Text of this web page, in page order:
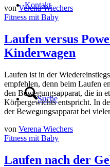
Kontakt
Suche
vonVerena Wiechers
Fitness mit Baby
Laufen versus
Kinderwagen
Laufen ist in der
empfehlen, denn beim Laufen
den Bewegungsapparat, die in
Körpergewichts entspricht. In
der Bewegungsapparat bei
von Verena Wiechers
Fitness mit Baby
Laufen nach der